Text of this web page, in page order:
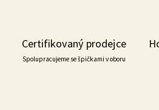
Certifikovaný prodejce
Spolupracujeme se špičkami v oboru